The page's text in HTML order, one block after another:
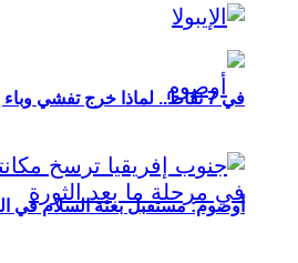
أوصوم: مستقبل بعثة السلام في
في 7 نقاط.. لماذا خرج تفشي وباء إيبولا عن السيطرة؟